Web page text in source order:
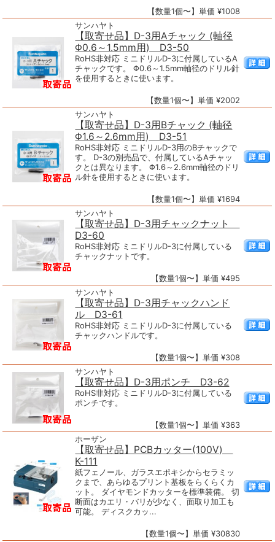
【数量1個〜】単価 ¥1008
サンハヤト
【取寄せ品】D-3用Aチャック (軸径
Φ0.6～1.5mm用) D3-50
RoHS非対応 ミニドリルD-3に付属しているA
チャックです。 Φ0.6～1.5mm軸径のドリル針
を使用するときに使います。
【数量1個〜】単価 ¥2002
サンハヤト
【取寄せ品】D-3用Bチャック (軸径
Φ1.6～2.6mm用) D3-51
RoHS非対応 ミニドリルD-3用のBチャックで
す。 D-3の別売品で、付属しているAチャッ
クとは異なります。 Φ1.6～2.6mm軸径のドリ
ル針を使用するときに使います。
【数量1個〜】単価 ¥1694
サンハヤト
【取寄せ品】D-3用チャックナット
D3-60
RoHS非対応 ミニドリルD-3に付属している
チャックナットです。
【数量1個〜】単価 ¥495
サンハヤト
【取寄せ品】D-3用チャックハンド
ル D3-61
RoHS非対応 ミニドリルD-3に付属している
チャックハンドルです。
【数量1個〜】単価 ¥308
サンハヤト
【取寄せ品】D-3用ポンチ D3-62
RoHS非対応 ミニドリルD-3に付属している
ポンチです。
【数量1個〜】単価 ¥363
ホーザン
【取寄せ品】PCBカッター(100V)
K-111
紙フェノール、ガラスエポキシからセラミッ
クまで、あらゆるプリント基板をらくらくカ
ット。 ダイヤモンドカッターを標準装備。 切
断面はカエリ・バリが少なく、面取り加工も
可能。 ディスクカッ...
【数量1個〜】単価 ¥30830